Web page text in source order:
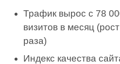
Трафик вырос с 78
визитов в месяц
раза)
Индекс качества